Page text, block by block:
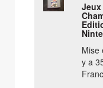
Jeux
Mise
y a